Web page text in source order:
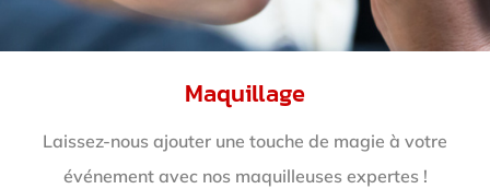
Maquillage
Laissez-nous ajouter une touche de magie à votre
événement avec nos maquilleuses expertes !